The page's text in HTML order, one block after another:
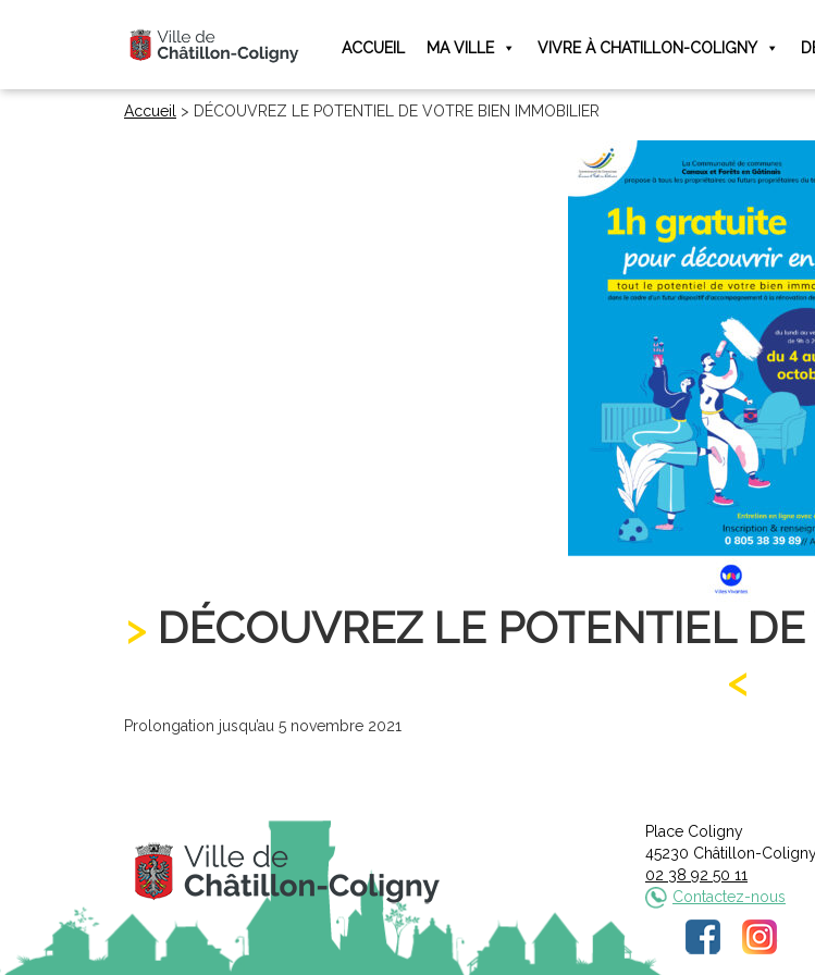
ACCUEIL MA VILLE VIVRE À CHATILLON-COLIGNY
Accueil > DÉCOUVREZ LE POTENTIEL DE VOTRE BIEN IMMOBILIER
DÉCOUVREZ LE POTENTIEL
Prolongation jusqu’au 5 novembre 2021
Place Coligny
45230 Châtillon-
02 38 92 50 11
Contactez-nous